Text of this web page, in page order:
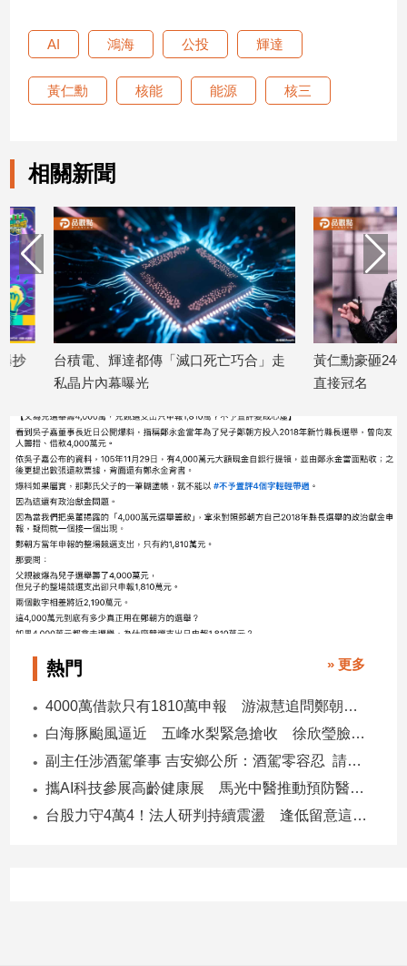
南
觀
樂
娛
樂
星
聞
流
追
星
生
活
建
築/
室
設
計
旅
食
星
AI 鴻海 公投 輝達
黃仁勳 核能 能源 核三
相關新聞
台積電、輝達都傳「滅口死亡巧合」走
私晶片內幕曝光
黃仁勳豪砸24億拯救
直接冠名
熱門 » 更多
4000萬借款只有1810萬申報 游淑慧追問鄭朝方：2190萬差額去哪了
白海豚颱風逼近 五峰水梨緊急搶收 徐欣瑩臉書急呼「搶救五峰水梨」
副主任涉酒駕肇事 吉安鄉公所：酒駕零容忍 請辭獲准
攜AI科技參展高齡健康展 馬光中醫推動預防醫學迎接長壽新經濟
台股力守4萬4！法人研判持續震盪 逢低留意這些族群